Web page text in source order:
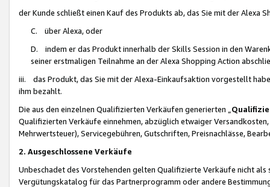
der Kunde schließt einen Kauf des Produkts ab, das Sie mit der Alexa
C. über Alexa, oder
D. indem er das Produkt innerhalb der Skills Session in den
seiner erstmaligen Teilnahme an der Alexa Shopping Action
iii. das Produkt, das Sie mit der Alexa-Einkaufsaktion vorgestellt
ihm bezahlt.
Die aus den einzelnen Qualifizierten Verkäufen generierten „
Qualifizierten Verkäufe einnehmen, abzüglich etwaiger
Mehrwertsteuer), Servicegebühren, Gutschriften, Preisnachlässe,
2. Ausgeschlossene Verkäufe
Unbeschadet des Vorstehenden gelten Qualifizierte Verkäufe nicht
Vergütungskatalog für das Partnerprogramm oder andere